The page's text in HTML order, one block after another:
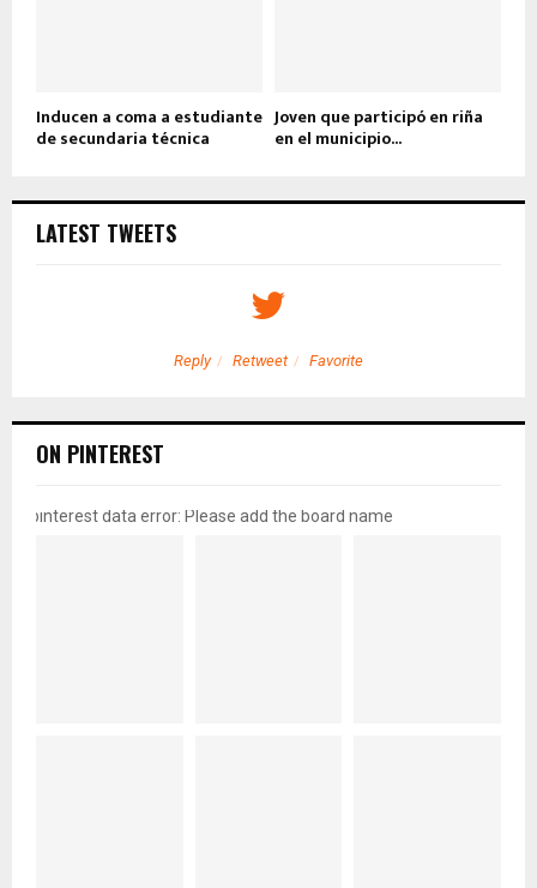
Inducen a coma a estudiante
de secundaria técnica
Joven que participó en riña
en el municipio...
LATEST TWEETS
Reply Retweet Favorite
ON PINTEREST
pinterest data error: Please add the board name